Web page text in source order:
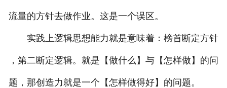
流量的方针去做作业。这是一个误区。
实践上逻辑思想能力就是意味着：榜首断定方针
，第二断定逻辑。就是【做什么】与【怎样做】的问
题，那创造力就是一个【怎样做得好】的问题。